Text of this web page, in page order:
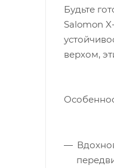
Будьте
Salomon
верхом,